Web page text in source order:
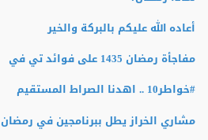
أعاده الله عليكم بالبركة والخير
مفاجأة رمضان 1435 على فوائد تي في
#خواطر10 .. اهدنا الصراط المستقيم
مشاري الخراز يطل ببرنامجين في رمضان 1435